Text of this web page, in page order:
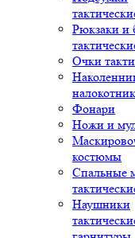
Рюкзаки и
Очки
Фонари
Ножи и
костюмы
Спальные
Наушники